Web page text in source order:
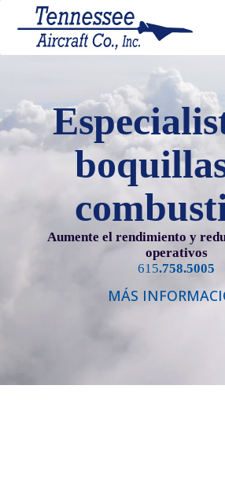
contenido
Aumente el rendimiento y
operativos
615.758.5005
MÁS